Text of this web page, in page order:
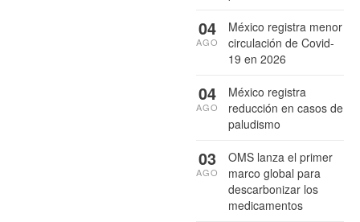
México registra menor
circulación de Covid-
19 en 2026
04
AGO
México registra
reducción en casos de
paludismo
04
AGO
OMS lanza el primer
marco global para
descarbonizar los
medicamentos
03
AGO